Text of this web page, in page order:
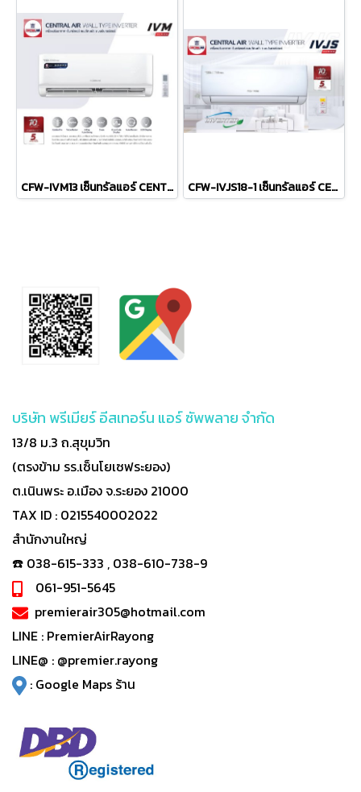
CFW-IVM13 เซ็นทรัลแอร์ CENTRAL AIR แบบติดผนัง รุ่น IVM Series INVERTER R-32 ขนาด 12,100BTU #5⭐ รีโมทไร้สาย พร้อมติดตั้ง CFW-IVJS18-1 เซ็นทรัลแอร์ CENTRAL AIR แบบติดผนัง รุ่น IVJS Series INVERTER R-32 ขนาด 18,500BTU #5 รีโมทไร้สาย พร้อมติดตั้ง
บริษัท พรีเมียร์ อีสเทอร์น แอร์ ซัพพลาย จำกัด
13/8 ม.3 ถ.สุขุมวิท
(ตรงข้าม รร.เซ็นโยเซฟระยอง)
ต.เนินพระ อ.เมือง จ.ระยอง 21000
TAX ID : 0215540002022
สำนักงานใหญ่
☎️ 038-615-333 , 038-610-738-9
061-951-5645
premierair305@hotmail.com
LINE : PremierAirRayong
LINE@ : @premier.rayong
: Google Maps ร้าน